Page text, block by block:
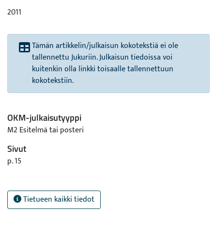
2011
Tämän artikkelin/julkaisun kokotekstiä ei ole
tallennettu Jukuriin. Julkaisun tiedoissa voi
kuitenkin olla linkki toisaalle tallennettuun
kokotekstiin.
OKM-julkaisutyyppi
M2 Esitelmä tai posteri
Sivut
p. 15
Tietueen kaikki tiedot